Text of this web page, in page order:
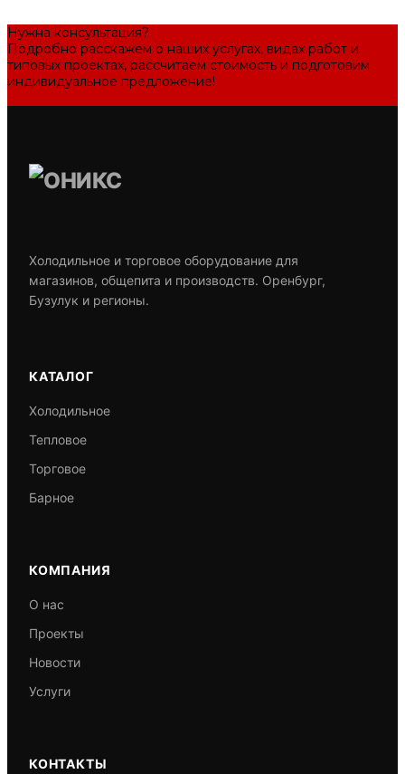
Нужна консультация?
Подробно расскажем о наших услугах, видах работ и
типовых проектах, рассчитаем стоимость и подготовим
индивидуальное предложение!
Холодильное и торговое оборудование для
магазинов, общепита и производств. Оренбург,
Бузулук и регионы.
КАТАЛОГ
Холодильное
Тепловое
Торговое
Барное
КОМПАНИЯ
О нас
Проекты
Новости
Услуги
КОНТАКТЫ